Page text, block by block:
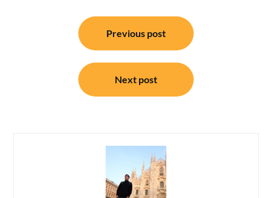
Previous post
Next post